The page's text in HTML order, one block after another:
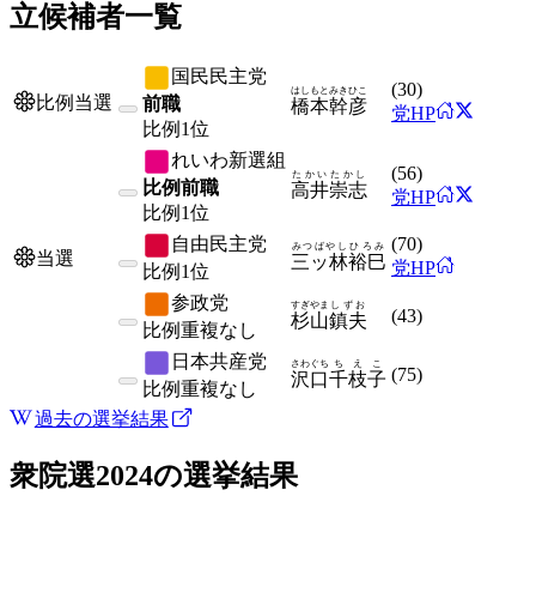
立候補者一覧
比例当選
国民民主党
前職
比例 1位
橋本
はしもと
幹彦
みきひこ (30)
党HP
れいわ新選組
比例前職
比例 1位
高井
たかい
崇志
たかし (56)
党HP
当選
自由民主党
比例 1位 三ッ林
みつばやし
裕巳
ひろみ (70)
党HP
参政党
比例重複なし 杉山
すぎやま
鎮夫
しずお
(43)
日本共産党
比例重複なし 沢口
さわぐち
千枝子
ちえこ
(75)
過去の選挙結果
衆院選2024の選挙結果